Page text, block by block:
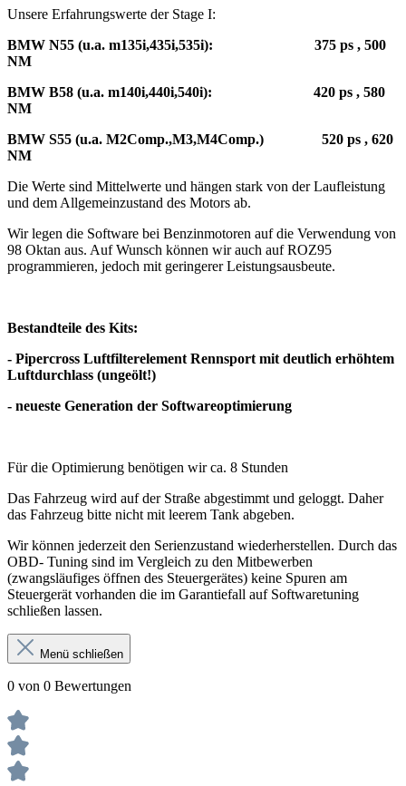
Unsere Erfahrungswerte der Stage I:
BMW N55 (u.a. m135i,435i,535i): 375 ps , 500
NM
BMW B58 (u.a. m140i,440i,540i): 420 ps , 580
NM
BMW S55 (u.a. M2Comp.,M3,M4Comp.) 520 ps , 620
NM
Die Werte sind Mittelwerte und hängen stark von der Laufleistung
und dem Allgemeinzustand des Motors ab.
Wir legen die Software bei Benzinmotoren auf die Verwendung von
98 Oktan aus. Auf Wunsch können wir auch auf ROZ95
programmieren, jedoch mit geringerer Leistungsausbeute.
Bestandteile des Kits:
- Pipercross Luftfilterelement Rennsport mit deutlich erhöhtem
Luftdurchlass (ungeölt!)
- neueste Generation der Softwareoptimierung
Für die Optimierung benötigen wir ca. 8 Stunden
Das Fahrzeug wird auf der Straße abgestimmt und geloggt. Daher
das Fahrzeug bitte nicht mit leerem Tank abgeben.
Wir können jederzeit den Serienzustand wiederherstellen. Durch das
OBD- Tuning sind im Vergleich zu den Mitbewerben
(zwangsläufiges öffnen des Steuergerätes) keine Spuren am
Steuergerät vorhanden die im Garantiefall auf Softwaretuning
schließen lassen.
Menü schließen
0 von 0 Bewertungen